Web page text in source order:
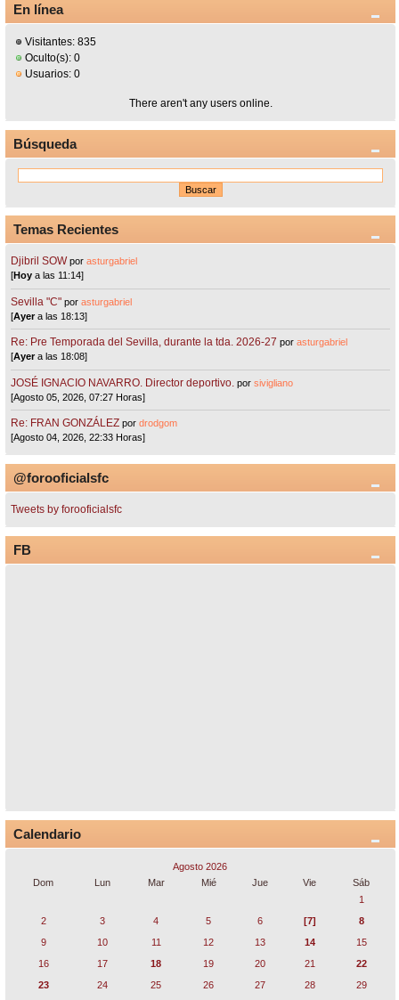
En línea
Visitantes: 835
Oculto(s): 0
Usuarios: 0
There aren't any users online.
Búsqueda
Temas Recientes
Djibril SOW porasturgabriel
[Hoy a las 11:14]
Sevilla "C"porasturgabriel
[Ayera las 18:13]
Re: Pre Temporada del Sevilla, durante la tda. 2026-27 porasturgabriel
[Ayera las 18:08]
JOSÉ IGNACIO NAVARRO. Director deportivo. porsivigliano
[Agosto 05, 2026, 07:27 Horas]
Re: FRAN GONZÁLEZ pordrodgom
[Agosto 04, 2026, 22:33 Horas]
@forooficialsfc
Tweets by forooficialsfc
FB
Calendario
Agosto 2026
Dom
Lun Mar Mié Jue Vie
Sáb
1
2
3 4 5 6 [7]
8
9
10 11 12 13 14
15
16
17 18 19 20 21
22
23
24 25 26 27 28 29